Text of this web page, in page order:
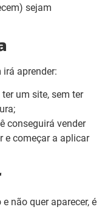
sejam
aprender:
um site, sem ter
conseguirá vender
e começar a aplicar
não quer aparecer, é